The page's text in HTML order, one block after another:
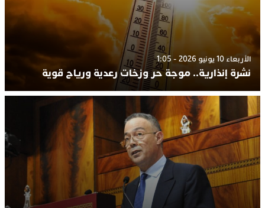
الأربعاء 10 يونيو 2026 - 1:05
نشرة إنذارية.. موجة حر وزخات رعدية ورياح قوية